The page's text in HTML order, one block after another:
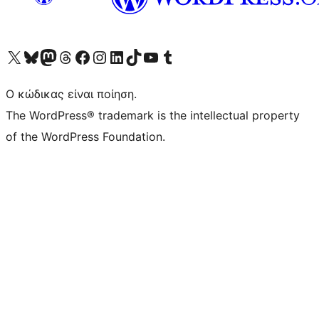
Visit our X (formerly Twitter) account
Visit our Bluesky account
Επισκεφθείτε τον λογαριασμό μας στο Mastodon
Visit our Threads account
Επισκεφτείτε τη σελίδα μας στο Facebook
Επισκεφθείτε τον λογαριασμό μας Instagram
Επισκεφθείτε τον λογαριασμό μας LinkedIn
Visit our TikTok account
Visit our YouTube channel
Visit our Tumblr account
Ο κώδικας είναι ποίηση.
The WordPress® trademark is the intellectual property
of the WordPress Foundation.